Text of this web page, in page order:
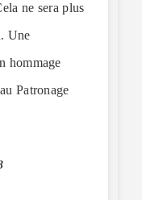
ne sera plus
Une
hommage
Patronage